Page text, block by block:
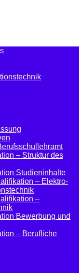
– Struktur des
Studieninhalte
– Elektro-
–
Bewerbung und
– Berufliche